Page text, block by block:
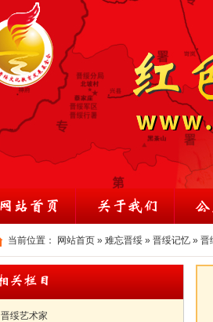
当前位置： 网站首页 » 难忘晋绥 » 晋绥记忆 » 晋
晋绥艺术家